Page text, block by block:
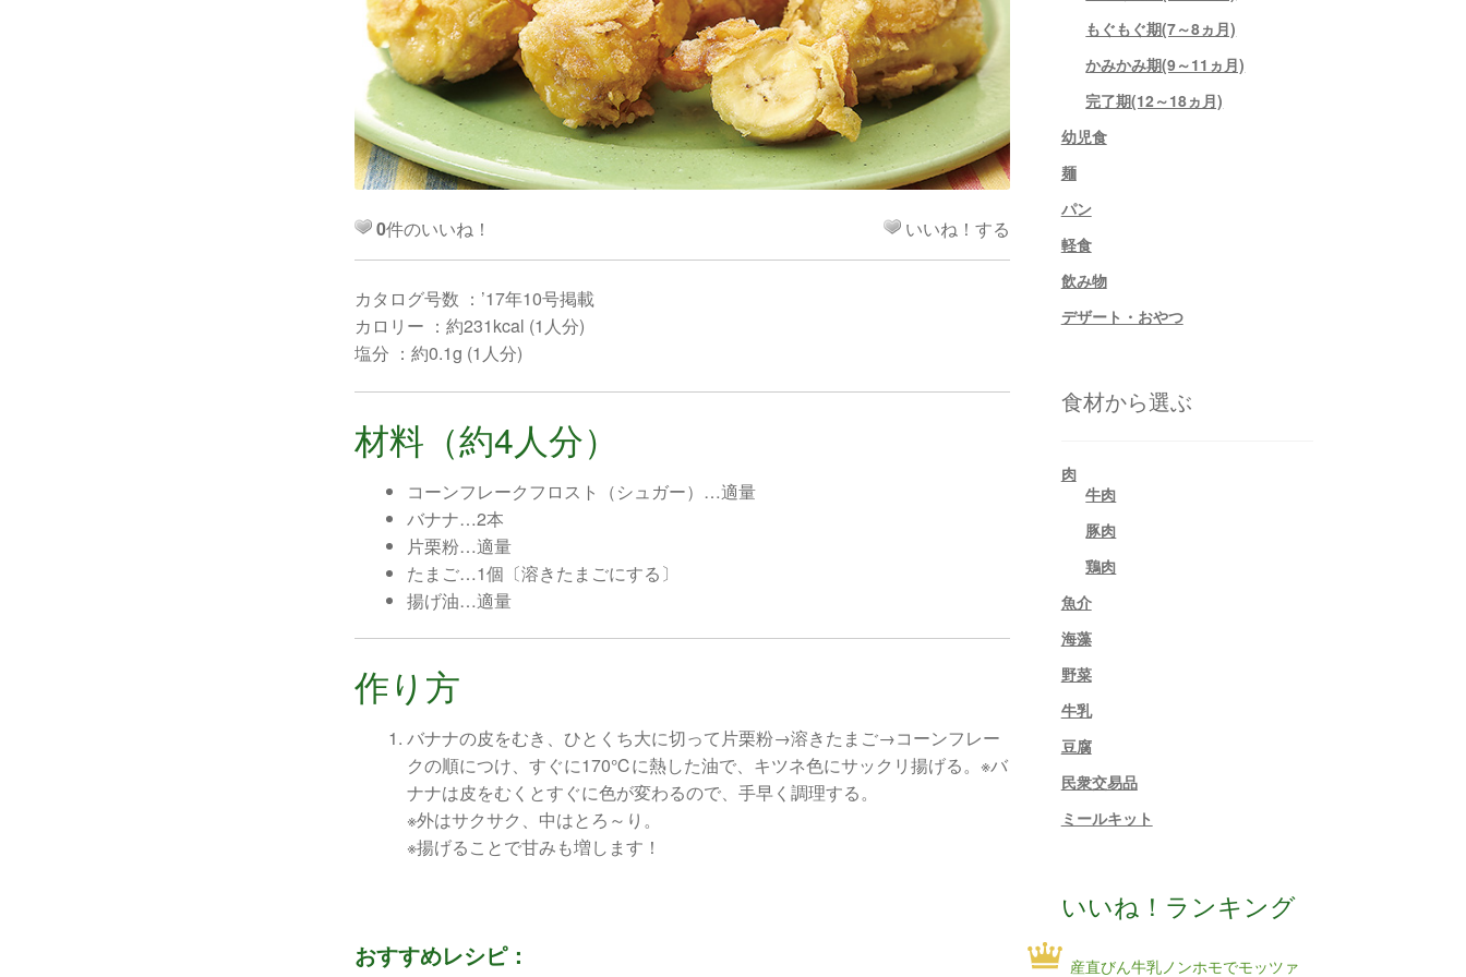
0件のいいね！ いいね！する
カタログ号数 ：’17年10号掲載
カロリー ：約231kcal (1人分)
塩分 ：約0.1g (1人分)
材料（約4人分）
コーンフレークフロスト（シュガー）…適量
バナナ…2本
片栗粉…適量
たまご…1個〔溶きたまごにする〕
揚げ油…適量
作り方
バナナの皮をむき、ひとくち大に切って片栗粉→溶きたまご→コーンフレー
クの順につけ、すぐに170℃に熱した油で、キツネ色にサックリ揚げる。※バ
ナナは皮をむくとすぐに色が変わるので、手早く調理する。
※外はサクサク、中はとろ～り。
※揚げることで甘みも増します！
おすすめレシピ：
もぐもぐ期(7～8ヵ月)
かみかみ期(9～11ヵ月)
完了期(12～18ヵ月)
幼児食
麺
パン
軽食
飲み物
デザート・おやつ
食材から選ぶ
肉
牛肉
豚肉
鶏肉
魚介
海藻
野菜
牛乳
豆腐
民衆交易品
ミールキット
いいね！ランキング
産直びん牛乳ノンホモでモッツァ